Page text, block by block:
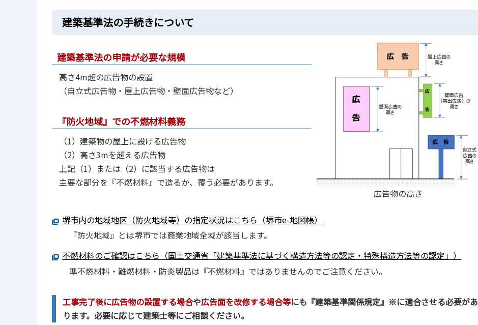
建築基準法の手続きについて
広告物の高さ
建築基準法の申請が必要な規模
高さ4m超の広告物の設置
（自立式広告物・屋上広告物・壁面広告物など）
『防火地域』での不燃材料義務
（1）建築物の屋上に設ける広告物
（2）高さ3mを超える広告物
上記（1）または（2）に該当する広告物は
主要な部分を『不燃材料』で造るか、覆う必要があります。
堺市内の地域地区（防火地域等）の指定状況はこちら（堺市e-地図帳）
『防火地域』とは堺市では商業地域全域が該当します。
不燃材料のご確認はこちら（国土交通省「建築基準法に基づく構造方法等の認定・特殊構造方法等の認定」）
準不燃材料・難燃材料・防炎製品は『不燃材料』ではありませんのでご注意ください。
工事完了後に広告物の設置する場合や広告面を改修する場合等にも『建築基準関係規定』※に適合させる必要があ
ります。必要に応じて建築士等にご相談ください。